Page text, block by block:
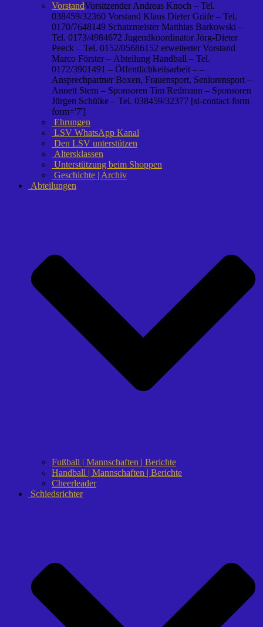
VorstandVorsitzender Andreas Knoch – Tel.
038459/32360 Vorstand Klaus Dieter Gräfe – Tel.
0170/7648149 Schatzmeister Matthias Barkowski –
Tel. 0173/4984672 Jugendkoordinator Jörg-Dieter
Peeck – Tel. 0152/05686152 erweiterter Vorstand
Marco Förster – Abteilung Handball – Tel.
0172/3901491 – Öffentlichkeitsarbeit – –
Ansprechpartner Boxen, Frauensport, Seniorensport –
Annett Stern – Sponsoren Tim Redmann – Sponsoren
Jürgen Schülke – Tel. 038459/32377 [si-contact-form
form='7']
Ehrungen
LSV WhatsApp Kanal
Den LSV unterstützen
Altersklassen
Unterstützung beim Shoppen
Geschichte | Archiv
Abteilungen
Fußball | Mannschaften | Berichte
Handball | Mannschaften | Berichte
Cheerleader
Schiedsrichter